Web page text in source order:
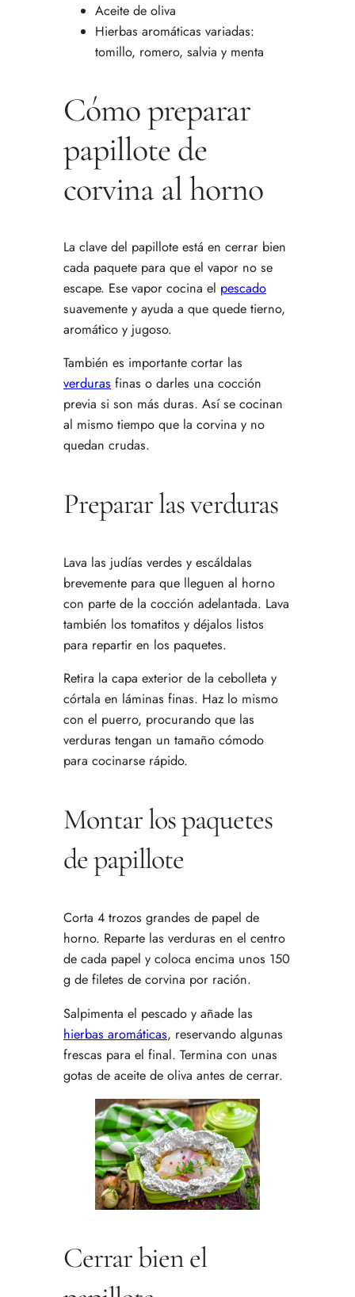
Aceite de oliva
Hierbas aromáticas variadas:
tomillo, romero, salvia y menta
Cómo preparar
papillote de
corvina al horno
La clave del papillote está en cerrar bien
cada paquete para que el vapor no se
escape. Ese vapor cocina el pescado
suavemente y ayuda a que quede tierno,
aromático y jugoso.
También es importante cortar las
verduras finas o darles una cocción
previa si son más duras. Así se cocinan
al mismo tiempo que la corvina y no
quedan crudas.
Preparar las verduras
Lava las judías verdes y escáldalas
brevemente para que lleguen al horno
con parte de la cocción adelantada. Lava
también los tomatitos y déjalos listos
para repartir en los paquetes.
Retira la capa exterior de la cebolleta y
córtala en láminas finas. Haz lo mismo
con el puerro, procurando que las
verduras tengan un tamaño cómodo
para cocinarse rápido.
Montar los paquetes
de papillote
Corta 4 trozos grandes de papel de
horno. Reparte las verduras en el centro
de cada papel y coloca encima unos 150
g de filetes de corvina por ración.
Salpimenta el pescado y añade las
hierbas aromáticas, reservando algunas
frescas para el final. Termina con unas
gotas de aceite de oliva antes de cerrar.
Cerrar bien el